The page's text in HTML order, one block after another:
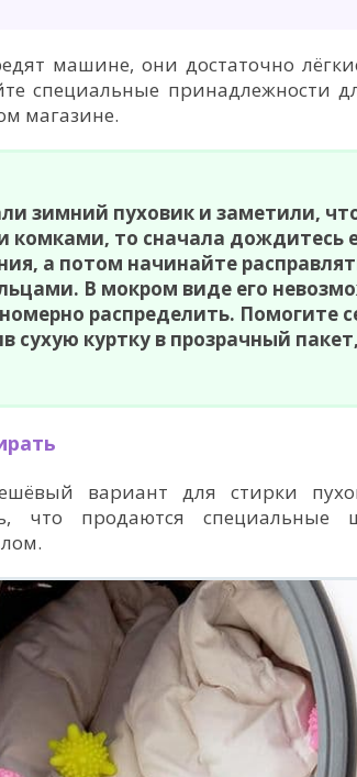
машине, они достаточно
специальные принадлежности
магазине.
зимний пуховик и заметили,
комками, то сначала дождитесь
а потом начинайте
В мокром виде его
распределить. Помогите
сухую куртку в прозрачный
вариант для стирки
что продаются специальные